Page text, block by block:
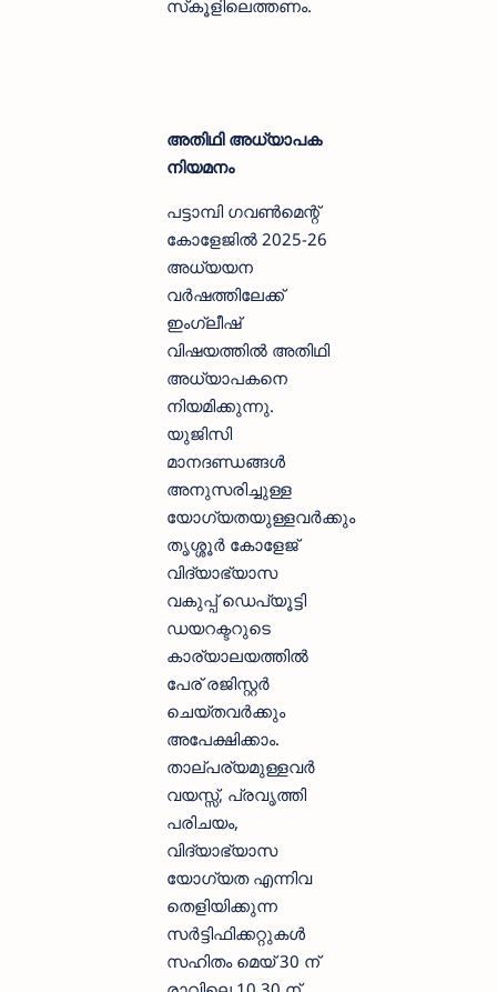
സ്‌കൂളിലെത്തണം.
അതിഥി അധ്യാപക
നിയമനം
പട്ടാമ്പി ഗവണ്‍മെന്റ്
കോളേജില്‍ 2025-26
അധ്യയന
വര്‍ഷത്തിലേക്ക്
ഇംഗ്ലീഷ്
വിഷയത്തില്‍ അതിഥി
അധ്യാപകനെ
നിയമിക്കുന്നു.
യുജിസി
മാനദണ്ഡങ്ങള്‍
അനുസരിച്ചുള്ള
യോഗ്യതയുള്ളവര്‍ക്കും
തൃശ്ശൂര്‍ കോളേജ്
വിദ്യാഭ്യാസ
വകുപ്പ് ഡെപ്യൂട്ടി
ഡയറക്ടറുടെ
കാര്യാലയത്തില്‍
പേര് രജിസ്റ്റര്‍
ചെയ്തവര്‍ക്കും
അപേക്ഷിക്കാം.
താല്പര്യമുള്ളവര്‍
വയസ്സ്, പ്രവൃത്തി
പരിചയം,
വിദ്യാഭ്യാസ
യോഗ്യത എന്നിവ
തെളിയിക്കുന്ന
സര്‍ട്ടിഫിക്കറ്റുകള്‍
സഹിതം മെയ് 30 ന്